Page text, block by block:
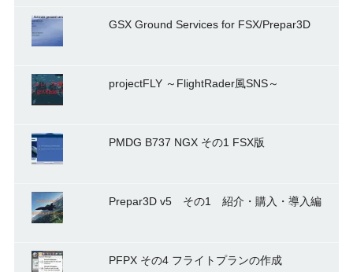
GSX Ground Services for FSX/Prepar3D
projectFLY ～FlightRader風SNS～
PMDG B737 NGX その1 FSX版
Prepar3D v5 その1 紹介・購入・導入編
PFPX その4 フライトプランの作成